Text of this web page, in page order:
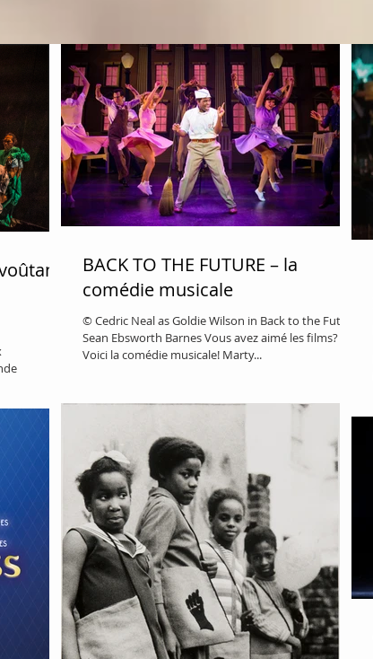
BACK TO THE FUTURE – la
comédie musicale
© Cedric Neal as Goldie Wilson in Back to the Future,
Sean Ebsworth Barnes Vous avez aimé les films?
Voici la comédie musicale! Marty...